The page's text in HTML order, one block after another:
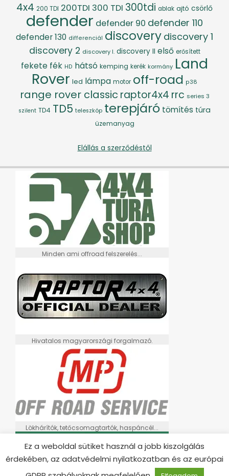
4x4 200 TDI 200TDI 300 TDI 300tdi ablak ajtó csörlő
defender defender 90 defender 110
defender 130 differenciál discovery discovery 1
discovery 2 discovery I. discovery II első erősített
fekete fék HD hátsó kemping kerék kormány Land
Rover led lámpa motor off-road p38
range rover classic raptor4x4 rrc series 3
szilent TD4 TD5 teleszkóp terepjáró tömítés túra
üzemanyag
Elállás a szerződéstől
Minden ami offroad felszerelés...
Hivatalos magyarországi forgalmazó.
Lökhárítók, tetőcsomagtartók, haspáncél...
Ez a weboldal sütiket használ a jobb kiszolgálás
érdekében, az adatvédelmi nyilatkozatban és az európai